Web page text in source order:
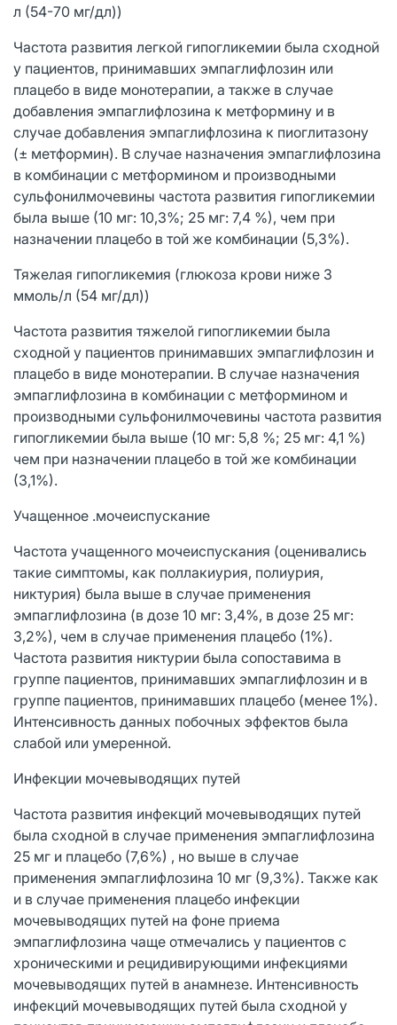
л (54-70 мг/дл))
Частота развития легкой гипогликемии была сходной
у пациентов, принимавших эмпаглифлозин или
плацебо в виде монотерапии, а также в случае
добавления эмпаглифлозина к метформину и в
случае добавления эмпаглифлозина к пиоглитазону
(± метформин). В случае назначения эмпаглифлозина
в комбинации с метформином и производными
сульфонилмочевины частота развития гипогликемии
была выше (10 мг: 10,3%; 25 мг: 7,4 %), чем при
назначении плацебо в той же комбинации (5,3%).
Тяжелая гипогликемия (глюкоза крови ниже 3
ммоль/л (54 мг/дл))
Частота развития тяжелой гипогликемии была
сходной у пациентов принимавших эмпаглифлозин и
плацебо в виде монотерапии. В случае назначения
эмпаглифлозина в комбинации с метформином и
производными сульфонилмочевины частота развития
гипогликемии была выше (10 мг: 5,8 %; 25 мг: 4,1 %)
чем при назначении плацебо в той же комбинации
(3,1%).
Учащенное .мочеиспускание
Частота учащенного мочеиспускания (оценивались
такие симптомы, как поллакиурия, полиурия,
никтурия) была выше в случае применения
эмпаглифлозина (в дозе 10 мг: 3,4%, в дозе 25 мг:
3,2%), чем в случае применения плацебо (1%).
Частота развития никтурии была сопоставима в
группе пациентов, принимавших эмпаглифлозин и в
группе пациентов, принимавших плацебо (менее 1%).
Интенсивность данных побочных эффектов была
слабой или умеренной.
Инфекции мочевыводящих путей
Частота развития инфекций мочевыводящих путей
была сходной в случае применения эмпаглифлозина
25 мг и плацебо (7,6%) , но выше в случае
применения эмпаглифлозина 10 мг (9,3%). Также как
и в случае применения плацебо инфекции
мочевыводящих путей на фоне приема
эмпаглифлозина чаще отмечались у пациентов с
хроническими и рецидивирующими инфекциями
мочевыводящих путей в анамнезе. Интенсивность
инфекций мочевыводящих путей была сходной у